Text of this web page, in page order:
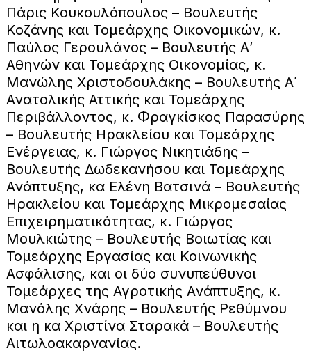
Πάρις Κουκουλόπουλος – Βουλευτής
Κοζάνης και Τομεάρχης Οικονομικών, κ.
Παύλος Γερουλάνος – Βουλευτής Α’
Αθηνών και Τομεάρχης Οικονομίας, κ.
Μανώλης Χριστοδουλάκης – Βουλευτής Α΄
Ανατολικής Αττικής και Τομεάρχης
Περιβάλλοντος, κ. Φραγκίσκος Παρασύρης
– Βουλευτής Ηρακλείου και Τομεάρχης
Ενέργειας, κ. Γιώργος Νικητιάδης –
Βουλευτής Δωδεκανήσου και Τομεάρχης
Ανάπτυξης, κα Ελένη Βατσινά – Βουλευτής
Ηρακλείου και Τομεάρχης Μικρομεσαίας
Επιχειρηματικότητας, κ. Γιώργος
Μουλκιώτης – Βουλευτής Βοιωτίας και
Τομεάρχης Εργασίας και Κοινωνικής
Ασφάλισης, και οι δύο συνυπεύθυνοι
Τομεάρχες της Αγροτικής Ανάπτυξης, κ.
Μανόλης Χνάρης – Βουλευτής Ρεθύμνου
και η κα Χριστίνα Σταρακά – Βουλευτής
Αιτωλοακαρνανίας.